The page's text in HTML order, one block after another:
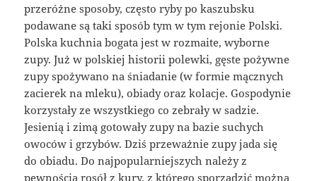
przeróżne sposoby, często ryby po kaszubsku
podawane są taki sposób tym w tym rejonie Polski.
Polska kuchnia bogata jest w rozmaite, wyborne
zupy. Już w polskiej historii polewki, gęste pożywne
zupy spożywano na śniadanie (w formie mącznych
zacierek na mleku), obiady oraz kolacje. Gospodynie
korzystały ze wszystkiego co zebrały w sadzie.
Jesienią i zimą gotowały zupy na bazie suchych
owoców i grzybów. Dziś przeważnie zupy jada się
do obiadu. Do najpopularniejszych należy z
pewnością rosół z kury, z którego sporządzić można